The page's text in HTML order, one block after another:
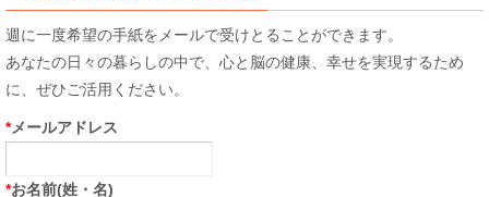
週に一度希望の手紙をメールで受けとることができます。
あなたの日々の暮らしの中で、心と脳の健康、幸せを実現するため
に、ぜひご活用ください。
*メールアドレス
*お名前(姓・名)